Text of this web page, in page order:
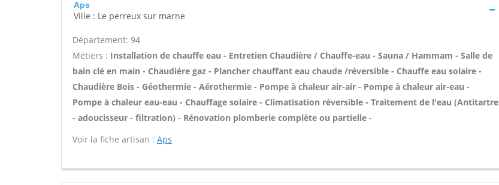
Aps
Ville : Le perreux sur marne
Département: 94
Métiers : Installation de chauffe eau - Entretien Chaudière / Chauffe-eau - Sauna / Hammam - Salle de
bain clé en main - Chaudière gaz - Plancher chauffant eau chaude /réversible - Chauffe eau solaire -
Chaudière Bois - Géothermie - Aérothermie - Pompe à chaleur air-air - Pompe à chaleur air-eau -
Pompe à chaleur eau-eau - Chauffage solaire - Climatisation réversible - Traitement de l'eau (Antitartre
- adoucisseur - filtration) - Rénovation plomberie complète ou partielle -
Voir la fiche artisan : Aps